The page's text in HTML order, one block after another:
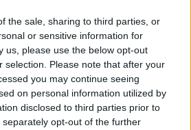
the sale, sharing to third parties, or
or sensitive information for
us, please use the below opt-out
selection. Please note that after your
you may continue seeing
on personal information utilized by
disclosed to third parties prior to
opt-out of the further
Visi įrašai
įrašai